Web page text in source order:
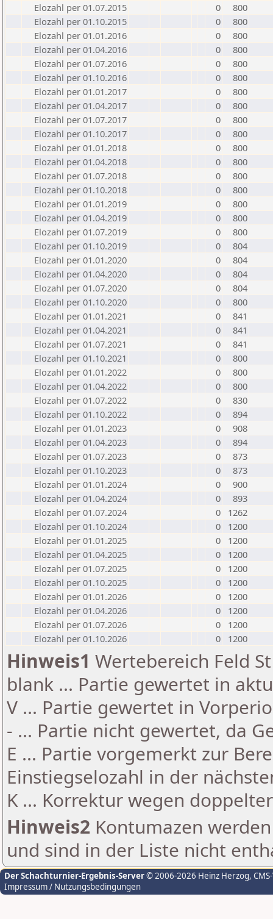
Elozahl per 01.07.2015
0
800
Elozahl per 01.10.2015
0
800
Elozahl per 01.01.2016
0
800
Elozahl per 01.04.2016
0
800
Elozahl per 01.07.2016
0
800
Elozahl per 01.10.2016
0
800
Elozahl per 01.01.2017
0
800
Elozahl per 01.04.2017
0
800
Elozahl per 01.07.2017
0
800
Elozahl per 01.10.2017
0
800
Elozahl per 01.01.2018
0
800
Elozahl per 01.04.2018
0
800
Elozahl per 01.07.2018
0
800
Elozahl per 01.10.2018
0
800
Elozahl per 01.01.2019
0
800
Elozahl per 01.04.2019
0
800
Elozahl per 01.07.2019
0
800
Elozahl per 01.10.2019
0
804
Elozahl per 01.01.2020
0
804
Elozahl per 01.04.2020
0
804
Elozahl per 01.07.2020
0
804
Elozahl per 01.10.2020
0
800
Elozahl per 01.01.2021
0
841
Elozahl per 01.04.2021
0
841
Elozahl per 01.07.2021
0
841
Elozahl per 01.10.2021
0
800
Elozahl per 01.01.2022
0
800
Elozahl per 01.04.2022
0
800
Elozahl per 01.07.2022
0
830
Elozahl per 01.10.2022
0
894
Elozahl per 01.01.2023
0
908
Elozahl per 01.04.2023
0
894
Elozahl per 01.07.2023
0
873
Elozahl per 01.10.2023
0
873
Elozahl per 01.01.2024
0
900
Elozahl per 01.04.2024
0
893
Elozahl per 01.07.2024
0
1262
Elozahl per 01.10.2024
0
1200
Elozahl per 01.01.2025
0
1200
Elozahl per 01.04.2025
0
1200
Elozahl per 01.07.2025
0
1200
Elozahl per 01.10.2025
0
1200
Elozahl per 01.01.2026
0
1200
Elozahl per 01.04.2026
0
1200
Elozahl per 01.07.2026
0
1200
Elozahl per 01.10.2026
0 1200
Hinweis1 Wertebereich Feld
blank ... Partie gewertet in
V ... Partie gewertet in
- ... Partie nicht gewertet, da
E ... Partie vorgemerkt zur
Einstiegselozahl in der
K ... Korrektur wegen
Hinweis2 Kontumazen
und sind in der Liste nicht
Der Schachturnier-Ergebnis-Server© 2006-2026 Heinz Herzog,
Impressum / Nutzungsbedingungen